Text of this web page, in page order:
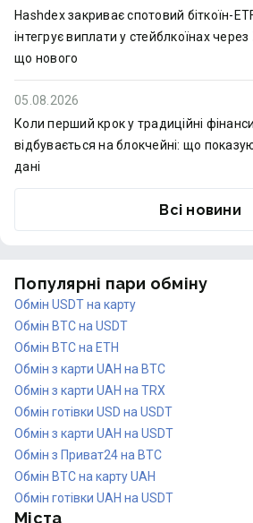
Hashdex закриває спотовий біткоїн-
інтегрує виплати у стейблкоїнах
що нового
05.08.2026
Коли перший крок у традиційні фінанси
відбувається на блокчейні: що
дані
Всі новини
Популярні пари обміну
Обмін USDT на карту
Обмін BTC на USDT
Обмін BTC на ETH
Обмін з карти UAH на BTC
Обмін з карти UAH на TRX
Обмін готівки USD на USDT
Обмін з карти UAH на USDT
Обмін з Приват24 на BTC
Обмін BTC на карту UAH
Обмін готівки UAH на USDT
Міста